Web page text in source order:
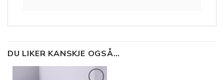
DU LIKER KANSKJE OGSÅ…